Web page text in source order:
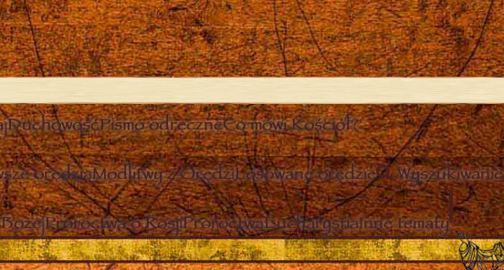
DuchowośćPismo odręczneCo mówi Kościół?
orędziaModlitwy z OrędziLosowane orędzie Wyszukiwanie
Proroctwa o RosjiProroctwaEucharystiaInne tematy